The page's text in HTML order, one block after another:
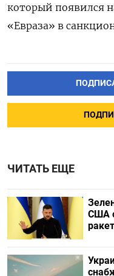
который появился
«Евраза» в
ЧИТАТЬ ЕЩЕ
США